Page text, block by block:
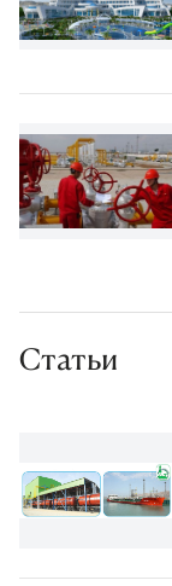
Статьи